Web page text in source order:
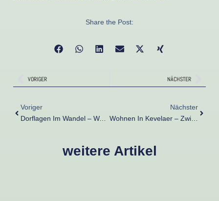
Share the Post:
Zurück
VORIGER NÄCHSTER
Voriger
Dorflagen Im Wandel – Warum Auch Kleine Orte Rund Um Kevelaer An Beliebtheit Gewinnen
Nächster
Wohnen In Kevelaer – Zwischen Pilgerstadt, Kleinstadtleben Und Natur
weitere Artikel